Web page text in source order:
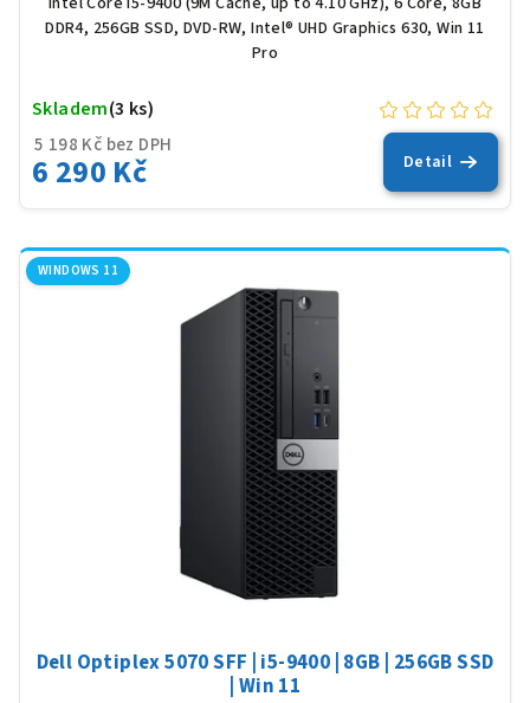
DDR4, 256GB SSD, DVD-RW, Intel® UHD Graphics 630, Win 11
Pro
5 198 Kč bez DPH
6 290 Kč
Skladem(3 ks)
Detail
WINDOWS 11
Dell Optiplex 5070 SFF | i5-9400 | 8GB | 256GB SSD
| Win 11